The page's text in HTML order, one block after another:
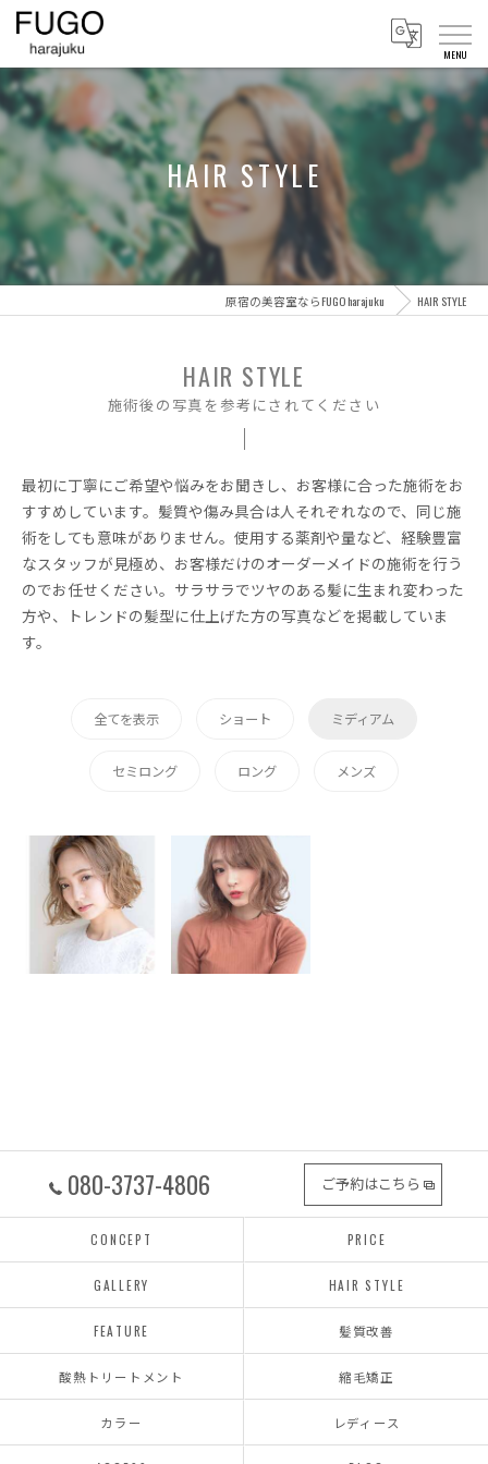
HAIR STYLE
原宿の美容室ならFUGO harajuku HAIR STYLE
HAIR STYLE
施術後の写真を参考にされてください
最初に丁寧にご希望や悩みをお聞きし、お客様に合った施術をお
すすめしています。髪質や傷み具合は人それぞれなので、同じ施
術をしても意味がありません。使用する薬剤や量など、経験豊富
なスタッフが見極め、お客様だけのオーダーメイドの施術を行う
のでお任せください。サラサラでツヤのある髪に生まれ変わった
方や、トレンドの髪型に仕上げた方の写真などを掲載していま
す。
全てを表示 ショート ミディアム
セミロング ロング メンズ
080-3737-4806 ご予約はこちら
CONCEPT PRICE
GALLERY HAIR STYLE
FEATURE 髪質改善
酸熱トリートメント 縮毛矯正
カラー レディース